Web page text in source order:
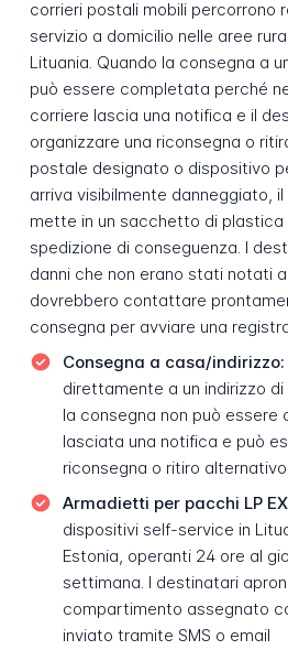
corrieri postali mobili percorrono
servizio a domicilio nelle aree
Lituania. Quando la consegna a
può essere completata perché
corriere lascia una notifica e il
organizzare una riconsegna o
postale designato o dispositivo
arriva visibilmente danneggiato,
mette in un sacchetto di
spedizione di conseguenza. I
danni che non erano stati notati
dovrebbero contattare
consegna per avviare una
Consegna a casa/indirizzo:
direttamente a un indirizzo
la consegna non può essere
lasciata una notifica e può
riconsegna o ritiro alternativo
Armadietti per pacchi LP
dispositivi self-service in
Estonia, operanti 24 ore al
settimana. I destinatari
compartimento assegnato
inviato tramite SMS o email